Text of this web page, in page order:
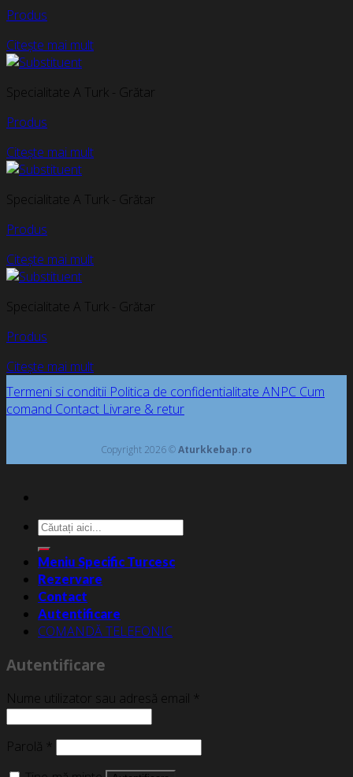
Produs
Citește mai mult
Specialitate A Turk - Grătar
Produs
Citește mai mult
Specialitate A Turk - Grătar
Produs
Citește mai mult
Specialitate A Turk - Grătar
Produs
Citește mai mult
Termeni si conditii Politica de confidentialitate ANPC Cum
comand Contact Livrare & retur
Copyright 2026 ©Aturkkebap.ro
Caută
după:
Meniu Specific Turcesc
Rezervare
Contact
Autentificare
COMANDĂ TELEFONIC
Autentificare
Nume utilizator sau adresă email *
Parolă *